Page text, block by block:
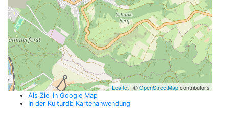
Leaflet | ©OpenStreetMapcontributors
Als Ziel in Google Map
In der Kulturdb Kartenanwendung